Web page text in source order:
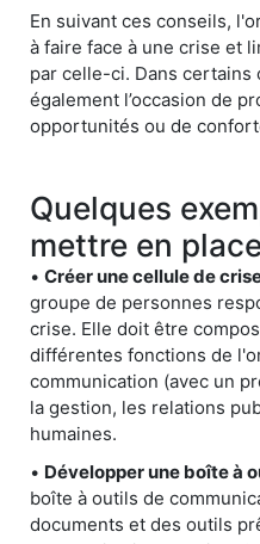
En suivant ces conseils,
à faire face à une crise et
par celle-ci. Dans certains
également l’occasion de
opportunités ou de
Quelques
mettre en
• Créer une cellule de
groupe de personnes
crise. Elle doit être
différentes fonctions de
communication (avec un
la gestion, les relations
humaines.
• Développer une boîte à
boîte à outils de
documents et des outils